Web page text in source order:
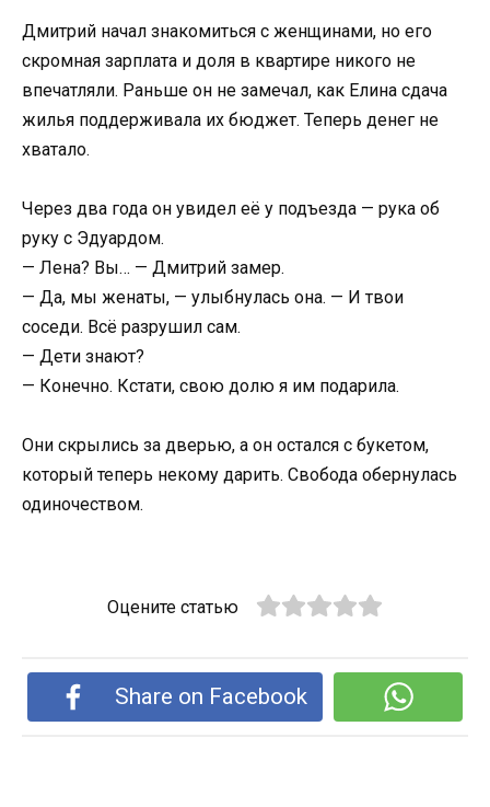
Дмитрий начал знакомиться с женщинами, но его
скромная зарплата и доля в квартире никого не
впечатляли. Раньше он не замечал, как Елина сдача
жилья поддерживала их бюджет. Теперь денег не
хватало.
Через два года он увидел её у подъезда — рука об
руку с Эдуардом.
— Лена? Вы… — Дмитрий замер.
— Да, мы женаты, — улыбнулась она. — И твои
соседи. Всё разрушил сам.
— Дети знают?
— Конечно. Кстати, свою долю я им подарила.
Они скрылись за дверью, а он остался с букетом,
который теперь некому дарить. Свобода обернулась
одиночеством.
Оцените статью
Share on Facebook